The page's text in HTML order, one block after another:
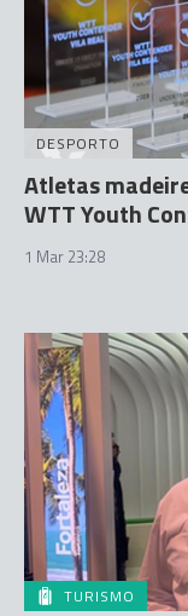
DESPORTO
Atletas
WTT Youth
1 Mar 23:28
TURISMO